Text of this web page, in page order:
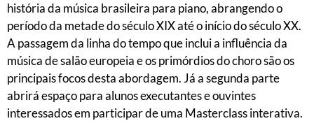
história da música brasileira para piano, abrangendo o
período da metade do século XIX até o início do século XX.
A passagem da linha do tempo que inclui a influência da
música de salão europeia e os primórdios do choro são os
principais focos desta abordagem. Já a segunda parte
abrirá espaço para alunos executantes e ouvintes
interessados em participar de uma Masterclass interativa.